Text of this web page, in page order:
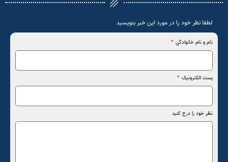
لطفا نظر خود را در مورد این خبر بنویسید
نام و نام خانوادگی
پست الکترونیک
نظر خود را درج کنید